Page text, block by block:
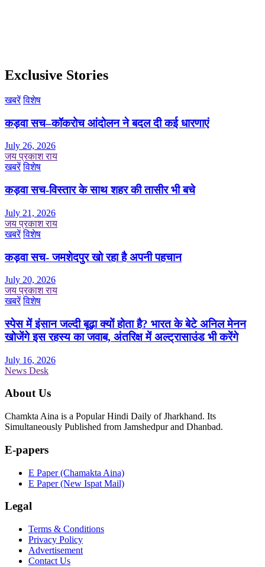
Exclusive Stories
खबरें विशेष
कड़वा सच–कॉकरोच आंदोलन ने बदल दी कई धारणाएं
July 26, 2026
जय प्रकाश राय
खबरें विशेष
कड़वा सच-विस्तार के साथ शहर की तासीर भी बचे
July 21, 2026
जय प्रकाश राय
खबरें विशेष
कड़वा सच- जमशेदपुर खो रहा है अपनी पहचान
July 20, 2026
जय प्रकाश राय
खबरें विशेष
स्पेस में इंसान जल्दी बूढ़ा क्यों होता है? भारत के बेटे अनिल मेनन
खोजेंगे इस रहस्य का जवाब, अंतरिक्ष में अल्ट्रासाउंड भी करेंगे
July 16, 2026
News Desk
About Us
Chamkta Aina is a Popular Hindi Daily of Jharkhand. Its
Simultaneously Published from Jamshedpur and Dhanbad.
E-papers
E Paper (Chamakta Aina)
E Paper (New Ispat Mail)
Legal
Terms & Conditions
Privacy Policy
Advertisement
Contact Us